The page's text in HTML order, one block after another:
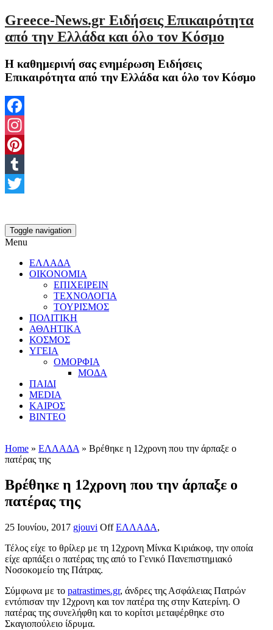
Greece-News.gr Ειδήσεις Επικαιρότητα
από την Ελλάδα και όλο τον Κόσμο
Η καθημερινή σας ενημέρωση Ειδήσεις
Επικαιρότητα από την Ελλάδα και όλο τον Κόσμο
Facebook
Instagram
Pinterest
Tumblr
Toggle navigation
Menu
ΕΛΛΑΔΑ
ΟΙΚΟΝΟΜΙΑ
ΕΠΙΧΕΙΡΕΙΝ
ΤΕΧΝΟΛΟΓΙΑ
ΤΟΥΡΙΣΜΟΣ
ΠΟΛΙΤΙΚΗ
ΑΘΛΗΤΙΚΑ
ΚΟΣΜΟΣ
ΥΓΕΙΑ
ΟΜΟΡΦΙΑ
ΜΟΔΑ
ΠΑΙΔΙ
MEDIA
ΚΑΙΡΟΣ
ΒΙΝΤΕΟ
Home » ΕΛΛΑΔΑ » Βρέθηκε η 12χρονη που την άρπαξε ο
πατέρας της
Βρέθηκε η 12χρονη που την άρπαξε ο
πατέρας της
25 Ιουνίου, 2017 gjouvi Off ΕΛΛΑΔΑ,
Τέλος είχε το θρίλερ με τη 12χρονη Μίνκα Κιριάκοφ, την οποία
είχε αρπάξει ο πατέρας της από το Γενικό Πανεπιστημιακό
Νοσοκομείο της Πάτρας.
Σύμφωνα με το patrastimes.gr, άνδρες της Ασφάλειας Πατρών
εντόπισαν την 12χρονη και τον πατέρα της στην Κατερίνη. Ο
πατέρας της συνελήφθη και το κορίτσι μεταφέρθηκε στο
Σκαγιοπούλειο ίδρυμα.